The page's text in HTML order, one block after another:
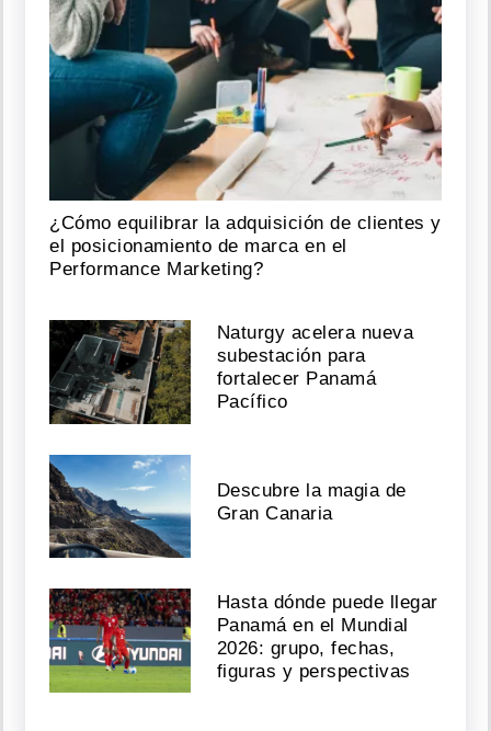
¿Cómo equilibrar la adquisición de clientes y
el posicionamiento de marca en el
Performance Marketing?
Naturgy acelera nueva
subestación para
fortalecer Panamá
Pacífico
Descubre la magia de
Gran Canaria
Hasta dónde puede llegar
Panamá en el Mundial
2026: grupo, fechas,
figuras y perspectivas